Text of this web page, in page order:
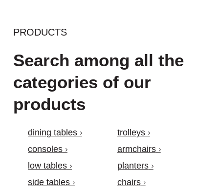
PRODUCTS
Search among all the
categories of our
products
dining tables
consoles
low tables
side tables
trolleys
armchairs
planters
chairs